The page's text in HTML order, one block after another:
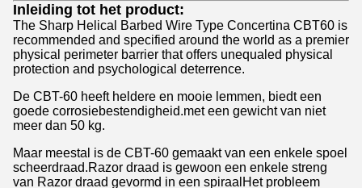
Inleiding tot het product:
The Sharp Helical Barbed Wire Type Concertina CBT60 is
recommended and specified around the world as a premier
physical perimeter barrier that offers unequaled physical
protection and psychological deterrence.
De CBT-60 heeft heldere en mooie lemmen, biedt een
goede corrosiebestendigheid.met een gewicht van niet
meer dan 50 kg.
Maar meestal is de CBT-60 gemaakt van een enkele spoel
scheerdraad.Razor draad is gewoon een enkele streng
van Razor draad gevormd in een spiraalHet probleem